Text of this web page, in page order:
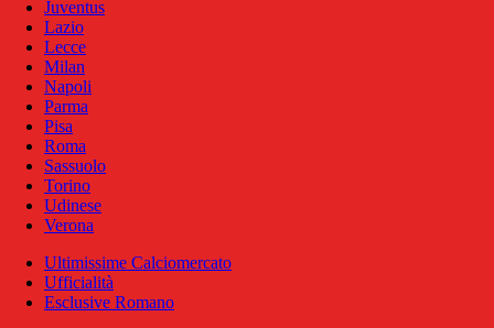
Juventus
Lazio
Lecce
Milan
Napoli
Parma
Pisa
Roma
Sassuolo
Torino
Udinese
Verona
Ultimissime Calciomercato
Ufficialità
Esclusive Romano